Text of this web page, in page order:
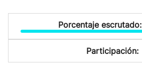
Porcentaje escrutado:
Participación: